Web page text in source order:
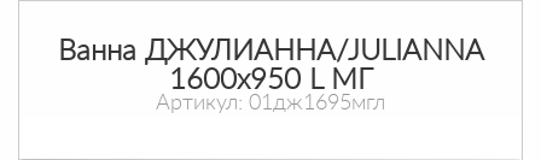
Ванна ДЖУЛИАННА/JULIANNA
1600х950 L МГ
Артикул: 01дж1695мгл